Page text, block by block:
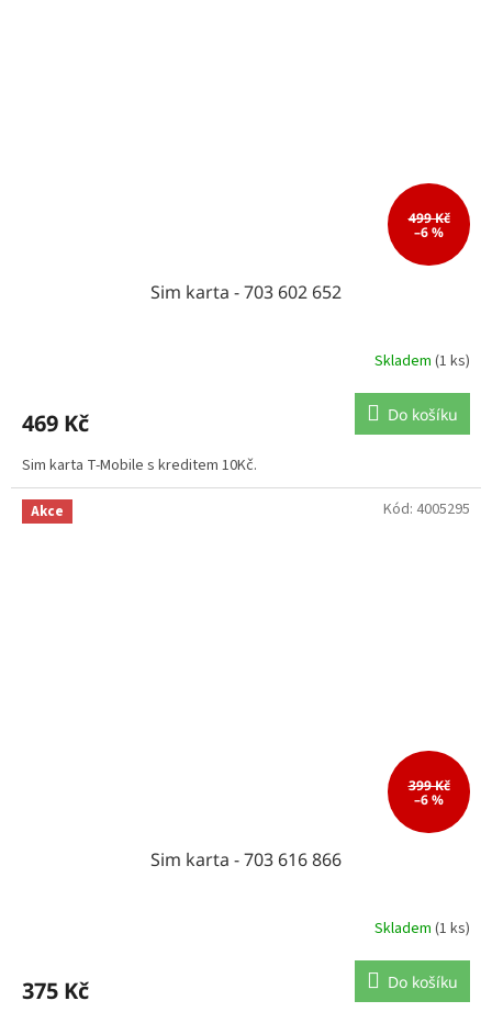
499 Kč
–6 %
Sim karta - 703 602 652
Skladem (1 ks)
469 Kč Do košíku
Sim karta T-Mobile s kreditem 10Kč.
Akce
399 Kč
–6 %
Sim karta - 703 616 866
Skladem (1 ks)
375 Kč Do košíku
Kód: 4005295